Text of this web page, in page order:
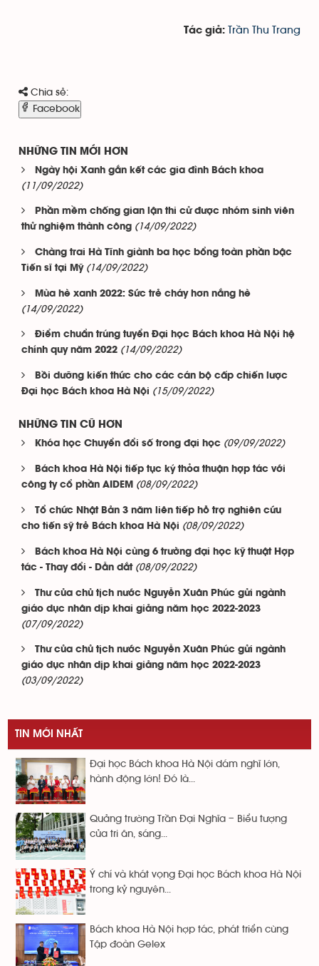
Tác giả: Trần Thu Trang
Chia sẻ:
Facebook
NHỮNG TIN MỚI HƠN
Ngày hội Xanh gắn kết các gia đình Bách khoa
(11/09/2022)
Phần mềm chống gian lận thi cử được nhóm sinh viên
thử nghiệm thành công (14/09/2022)
Chàng trai Hà Tĩnh giành ba học bổng toàn phần bậc
Tiến sĩ tại Mỹ (14/09/2022)
Mùa hè xanh 2022: Sức trẻ cháy hơn nắng hè
(14/09/2022)
Điểm chuẩn trúng tuyển Đại học Bách khoa Hà Nội hệ
chính quy năm 2022 (14/09/2022)
Bồi dưỡng kiến thức cho các cán bộ cấp chiến lược
Đại học Bách khoa Hà Nội (15/09/2022)
NHỮNG TIN CŨ HƠN
Khóa học Chuyển đổi số trong đại học (09/09/2022)
Bách khoa Hà Nội tiếp tục ký thỏa thuận hợp tác với
công ty cổ phần AIDEM (08/09/2022)
Tổ chức Nhật Bản 3 năm liên tiếp hỗ trợ nghiên cứu
cho tiến sỹ trẻ Bách khoa Hà Nội (08/09/2022)
Bách khoa Hà Nội cùng 6 trường đại học kỹ thuật Hợp
tác - Thay đổi - Dẫn dắt (08/09/2022)
Thư của chủ tịch nước Nguyễn Xuân Phúc gửi ngành
giáo dục nhân dịp khai giảng năm học 2022-2023
(07/09/2022)
Thư của chủ tịch nước Nguyễn Xuân Phúc gửi ngành
giáo dục nhân dịp khai giảng năm học 2022-2023
(03/09/2022)
TIN MỚI NHẤT
Đại học Bách khoa Hà Nội dám nghĩ lớn,
hành động lớn! Đó là...
Quảng trường Trần Đại Nghĩa – Biểu tượng
của tri ân, sáng...
Ý chí và khát vọng Đại học Bách khoa Hà Nội
trong kỷ nguyên...
Bách khoa Hà Nội hợp tác, phát triển cùng
Tập đoàn Gelex